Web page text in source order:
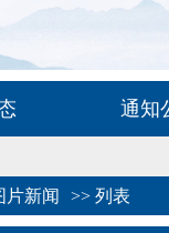
通知
片新闻 >> 列表